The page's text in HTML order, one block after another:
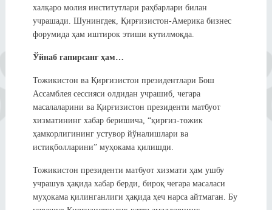
халқаро молия институтлари раҳбарлари билан
учрашади. Шунингдек, Қирғизистон-Америка бизнес
форумида ҳам иштирок этиши кутилмоқда.
Ўйнаб гапирсанг ҳам…
Тожикистон ва Қирғизистон президентлари Бош
Ассамблея сессияси олдидан учрашиб, чегара
масалаларини ва Қирғизистон президенти матбуот
хизматининг хабар беришича, “қирғиз-тожик
ҳамкорлигининг устувор йўналишлари ва
истиқболларини” муҳокама қилишди.
Тожикистон президенти матбуот хизмати ҳам ушбу
учрашув ҳақида хабар берди, бироқ чегара масаласи
муҳокама қилинганлиги ҳақида ҳеч нарса айтмаган. Бу